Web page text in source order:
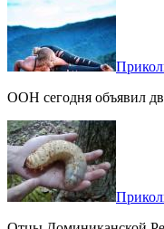
ООН сегодня объявил